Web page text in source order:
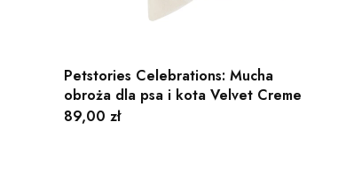
Petstories Celebrations: Mucha
obroża dla psa i kota Velvet Creme
Cena
89,00 zł